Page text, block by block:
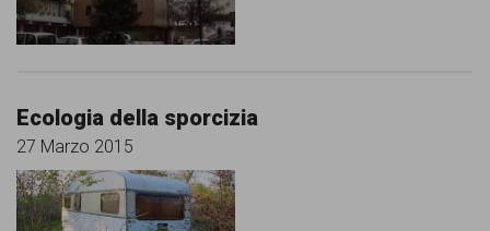
battono
per
Ecologia della sporcizia
27 Marzo 2015